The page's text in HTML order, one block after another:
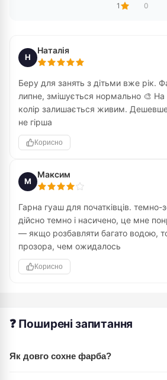
1
0
Н
Наталія
Беру для занять з дітьми вже рік.
липне, змішується нормально 🎨
колір залишається живим. Дешевше
не гірша
Корисно
М
Максим
Гарна гуаш для початківців. темно-
дійсно темно і насичено, це мне
— якщо розбавляти багато водою,
прозора, чем ожидалось
Корисно
❓ Поширені запитання
Як довго сохне фарба?